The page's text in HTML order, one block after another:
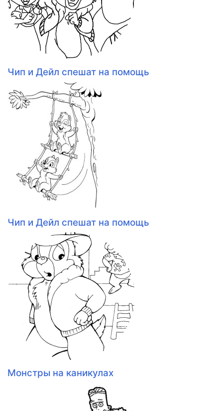
Чип и Дейл спешат на помощь
Чип и Дейл спешат на помощь
Монстры на каникулах